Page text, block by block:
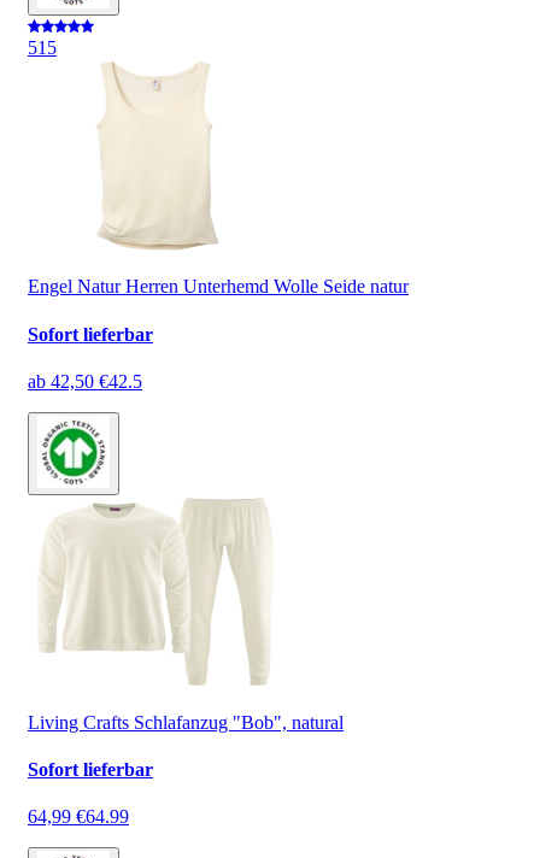
515
Engel Natur Herren Unterhemd Wolle Seide natur
Sofort lieferbar
ab 42,50 €42.5
Living Crafts Schlafanzug "Bob", natural
Sofort lieferbar
64,99 €64.99